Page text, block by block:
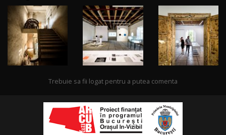
Trebuie sa fii logat pentru a putea comenta